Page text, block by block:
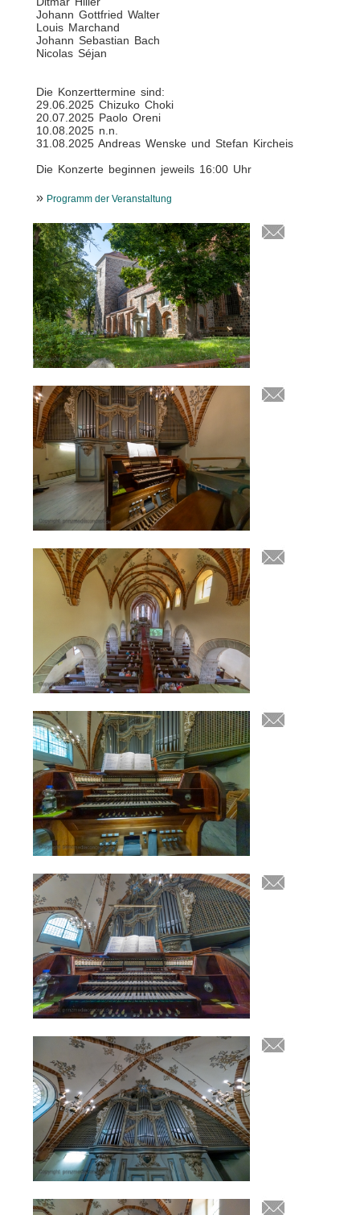
Johann Gottfried Walter
Louis Marchand
Johann Sebastian Bach
Nicolas Séjan
Die Konzerttermine sind:
29.06.2025 Chizuko Choki
20.07.2025 Paolo Oreni
10.08.2025 n.n.
31.08.2025 Andreas Wenske und Stefan Kircheis
Die Konzerte beginnen jeweils 16:00 Uhr
» Programm der Veranstaltung